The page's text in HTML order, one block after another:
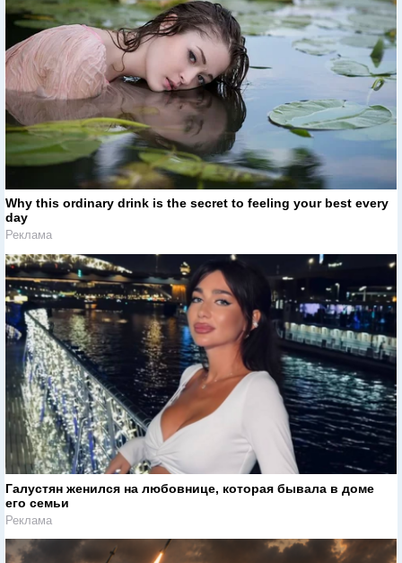
Why this ordinary drink is the secret to feeling your best every
day
Реклама
Галустян женился на любовнице, которая бывала в доме
его семьи
Реклама